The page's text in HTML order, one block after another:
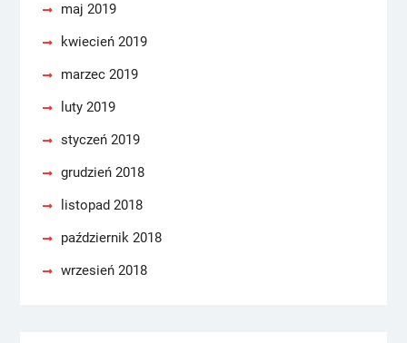
maj 2019
kwiecień 2019
marzec 2019
luty 2019
styczeń 2019
grudzień 2018
listopad 2018
październik 2018
wrzesień 2018